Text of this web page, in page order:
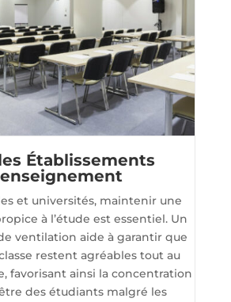
Établissements
et universités, maintenir une
à l’étude est essentiel. Un
ventilation aide à garantir que
restent agréables tout au
favorisant ainsi la concentration
des étudiants malgré les